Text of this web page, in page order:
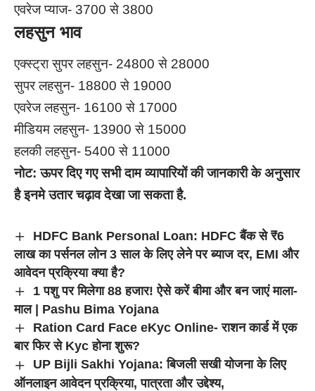
एवरेज प्याज- 3700 से 3800
लहसुन भाव
एक्स्ट्रा सुपर लहसुन- 24800 से 28000
सुपर लहसुन- 18800 से 19000
एवरेज लहसुन- 16100 से 17000
मीडियम लहसुन- 13900 से 15000
हलकी लहसुन- 5400 से 11000
नोट: ऊपरदिए गएसभी दामव्यापारियों की जानकारी केअनुसार
है इनमे उतार चढ़ाव देखा जा सकता है.
HDFC Bank Personal Loan: HDFC बैंक से ₹6
लाख का पर्सनल लोन 3 साल के लिए लेने पर ब्याज दर, EMI और
आवेदन प्रक्रिया क्या है?
1 पशु पर मिलेगा 88 हजार! ऐसे करें बीमा और बन जाएं माला-
माल | Pashu Bima Yojana
Ration Card Face eKyc Online- राशन कार्ड में एक
बार फिर से Kyc होना शुरू?
UP Bijli Sakhi Yojana: बिजली सखी योजना के लिए
ऑनलाइन आवेदन प्रक्रिया, पात्रता और उद्देश्य,